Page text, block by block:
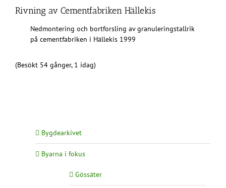
Rivning av Cementfabriken Hällekis
Nedmontering och bortforsling av granuleringstallrik
på cementfabriken i Hällekis 1999
(Besökt 54 gånger, 1 idag)
Bygdearkivet
Byarna i fokus
Gössäter